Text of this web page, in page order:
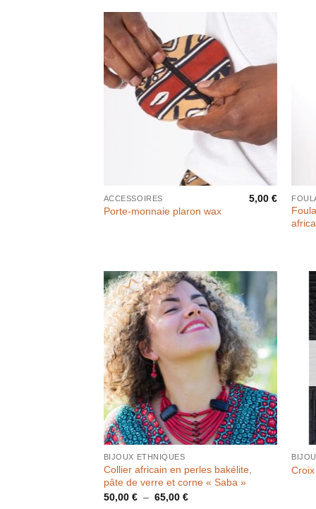
ACCESSOIRES
Porte-monnaie plaron wax
5,00€
BIJOUX ETHNIQUES
Collier africain en perles bakélite,
pâte de verre et corne « Saba »
50,00 € – 65,00 €Plage